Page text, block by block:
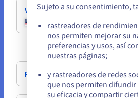
Sector público
El MCN recomienda el uso de
con PBMM. El perfil específico
públicas de OVHcloud responde a
una matriz de controles y una
a la contratación pública.
Ve a la página web Estados
us.ovhcloud.com/
Inglés
o
Permanezca en el sitio web
Sujeto a su consentimiento,
rastreadores de
nos permiten mejorar su
preferencias y usos, así
nuestras páginas;
y rastreadores de redes
que nos permiten
su eficacia y compartir